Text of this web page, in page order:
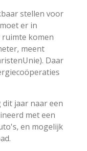
stellen voor
er in
komen
meent
Daar
jaar naar een
met een
en mogelijk